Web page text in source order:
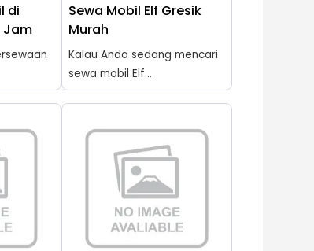
di
Jam
Sewa Mobil Elf Gresik
Murah
Kalau Anda sedang mencari
sewa mobil Elf...